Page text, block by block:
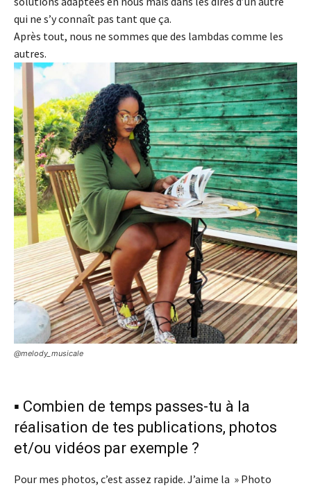
qui ne s’y connaît pas tant que ça.
Après tout, nous ne sommes que des lambdas comme les
autres.
@melody_musicale
▪️ Combien de temps passes-tu à la
réalisation de tes publications, photos
et/ou vidéos par exemple ?
Pour mes photos, c’est assez rapide. J’aime la » Photo